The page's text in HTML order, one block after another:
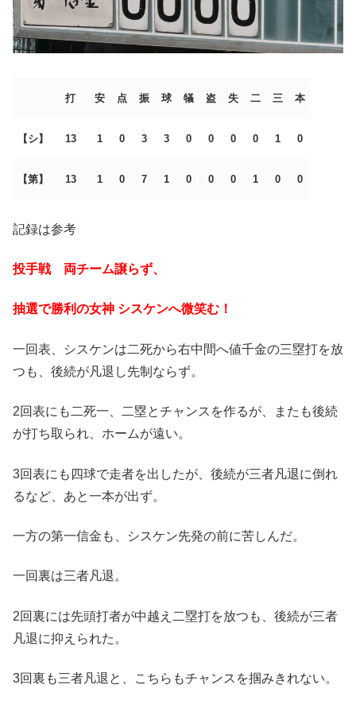
打 安 点 振 球 犠 盗 失 二 三 本
【シ】 13 1 0 3 3 0 0 0 0 1 0
【第】 13 1 0 7 1 0 0 0 1 0 0
記録は参考
投手戦 両チーム譲らず、
抽選で勝利の女神 シスケンへ微笑む！
一回表、シスケンは二死から右中間へ値千金の三塁打を放
つも、後続が凡退し先制ならず。
2回表にも二死一、二塁とチャンスを作るが、またも後続
が打ち取られ、ホームが遠い。
3回表にも四球で走者を出したが、後続が三者凡退に倒れ
るなど、あと一本が出ず。
一方の第一信金も、シスケン先発の前に苦しんだ。
一回裏は三者凡退。
2回裏には先頭打者が中越え二塁打を放つも、後続が三者
凡退に抑えられた。
3回裏も三者凡退と、こちらもチャンスを掴みきれない。